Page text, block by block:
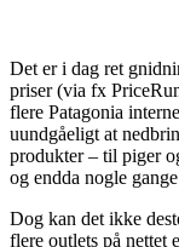
Det er i dag ret
priser (via fx
flere Patagonia
uundgåeligt at
produkter – til piger
og endda nogle
Dog kan det ikke
flere outlets på nettet